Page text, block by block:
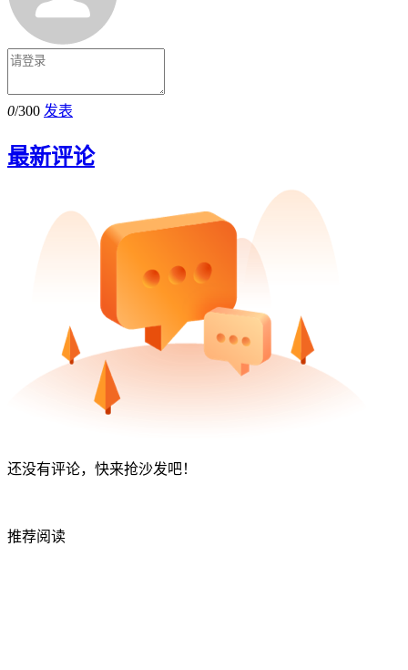
0/300 发表
最新评论
还没有评论，快来抢沙发吧！
推荐阅读